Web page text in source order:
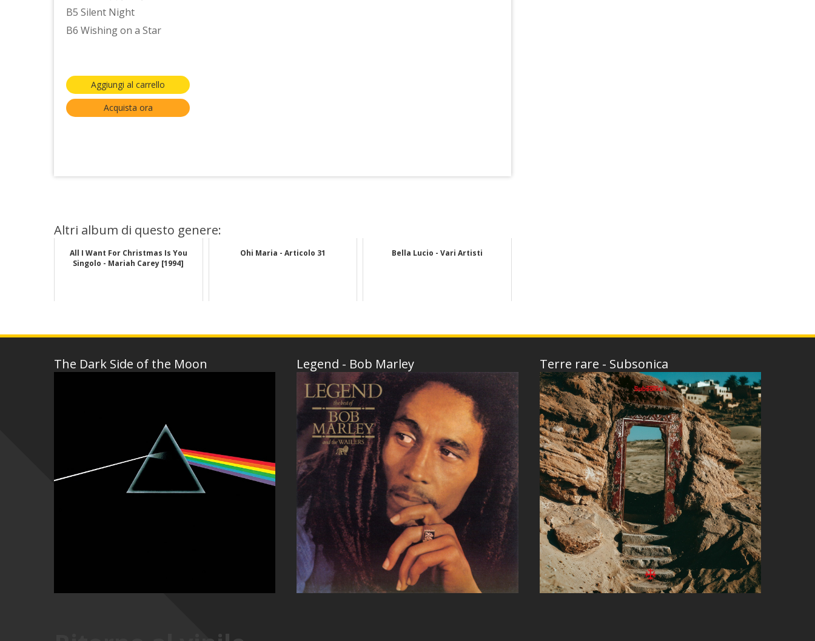
B5 Silent Night
B6 Wishing on a Star
Aggiungi al carrello
Acquista ora
Altri album di questo genere:
All I Want For Christmas Is You
Singolo - Mariah Carey [1994]
Ohi Maria - Articolo 31 Bella Lucio - Vari Artisti
The Dark Side of the Moon Legend - Bob Marley Terre rare - Subsonica